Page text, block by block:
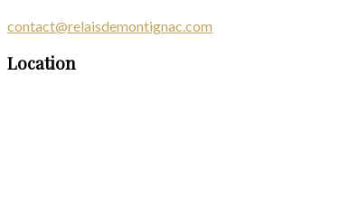
contact@relaisdemontignac.com
Location